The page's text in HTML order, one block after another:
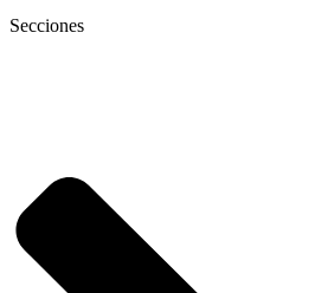
Secciones